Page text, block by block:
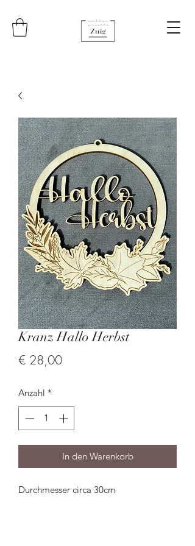
Kranz Hallo Herbst
€ 28,00Preis
Anzahl *
In den Warenkorb
Durchmesser circa 30cm